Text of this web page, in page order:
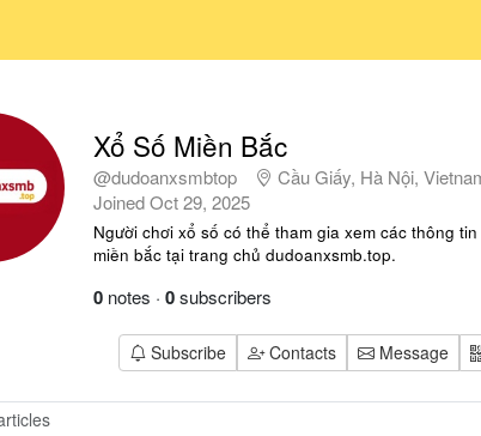
Xổ Số Miền Bắc
@dudoanxsmbtop Cầu Giấy, Hà Nội,
JoinedOct 29, 2025
Người chơi xổ số có thể tham gia xem các thông
miền bắc tại trang chủ dudoanxsmb.top.
0 notes · 0subscribers
Subscribe Contacts Message